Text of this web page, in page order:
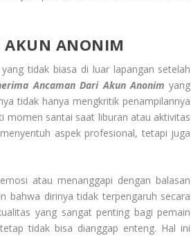
AKUN ANONIM
tidak biasa di luar lapangan setelah
Ancaman Dari Akun Anonim yang
tidak hanya mengkritik penampilannya
momen santai saat liburan atau aktivitas
aspek profesional, tetapi juga
atau menanggapi dengan balasan
bahwa dirinya tidak terpengaruh secara
yang sangat penting bagi pemain
tidak bisa dianggap enteng. Hal ini